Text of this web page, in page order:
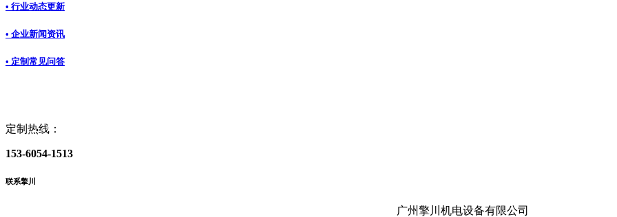
• 行业动态更新
• 企业新闻资讯
• 定制常见问答
定制热线：
153-6054-1513
联系擎川
广州擎川机电设备有限公司